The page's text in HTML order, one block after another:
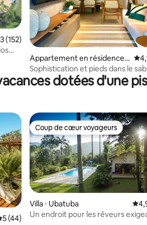
: 4,91 sur 5
moyenne sur la base de 152
(152)
Appartement en résidence ⋅
Riviera de São Lourenço
Sophistication et pieds dans le
Riviera dotées d'une
: 5 sur 5
moyenne sur la base de 44
5 (44)
Coup de cœur voyageurs
Coup de cœur voyageurs
Villa ⋅ Ubatuba
Un endroit pour les rêveurs